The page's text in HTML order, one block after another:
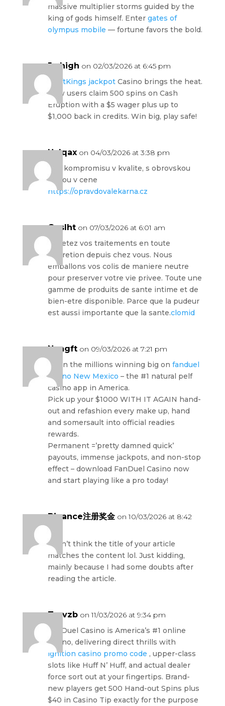
massive multiplier storms guided by the
king of gods himself. Enter gates of
olympus mobile — fortune favors the bold.
Jwhigh on 02/03/2026 at 6:45 pm
DraftKings jackpotCasino brings the heat.
New users claim 500 spins on Cash
Eruption with a $5 wager plus up to
$1,000 back in credits. Win big, play safe!
Uzlqax on 04/03/2026 at 3:38 pm
Bez kompromisu v kvalite, s obrovskou
slevou v cene
https://opravdovalekarna.cz
Geslht on 07/03/2026 at 6:01 am
Achetez vos traitements en toute
discretion depuis chez vous. Nous
emballons vos colis de maniere neutre
pour preserver votre vie privee. Toute une
gamme de produits de sante intime et de
bien-etre disponible. Parce que la pudeur
est aussi importante que la sante.clomid
Nnagft on 09/03/2026 at 7:21 pm
Upon the millions winning big on fanduel
casino New Mexico – the #1 natural pelf
casino app in America.
Pick up your $1000 WITH IT AGAIN hand-
out and refashion every make up, hand
and somersault into official readies
rewards.
Permanent =’pretty damned quick’
payouts, immense jackpots, and non-stop
effect – download FanDuel Casino now
and start playing like a pro today!
Binance注册奖金 on 10/03/2026 at 8:42
am
I don’t think the title of your article
matches the content lol. Just kidding,
mainly because I had some doubts after
reading the article.
Torvzb on 11/03/2026 at 9:34 pm
FanDuel Casino is America’s #1 online
casino, delivering direct thrills with
ignition casino promo code , upper-class
slots like Huff N’ Huff, and actual dealer
force sort out at your fingertips. Brand-
new players get 500 Hand-out Spins plus
$40 in Casino Tip exactly for the purpose